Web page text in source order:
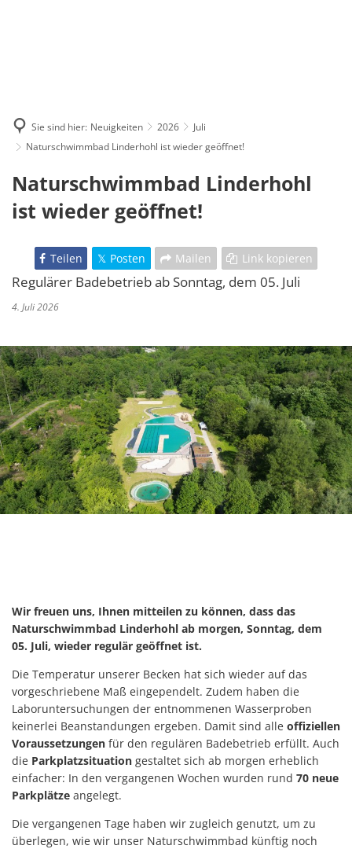
Sie sind hier: Neuigkeiten 2026
Juli
Naturschwimmbad Linderhohl ist wieder geöffnet!
Naturschwimmbad Linderhohl
ist wieder geöffnet!
Teilen Posten Mailen Link kopieren
Regulärer Badebetrieb ab Sonntag, dem 05. Juli
4. Juli 2026
Wir freuen uns, Ihnen mitteilen zu können, dass das
Naturschwimmbad Linderhohl ab morgen, Sonntag, dem
05. Juli, wieder regulär geöffnet ist.
Die Temperatur unserer Becken hat sich wieder auf das
vorgeschriebene Maß eingependelt. Zudem haben die
Laboruntersuchungen der entnommenen Wasserproben
keinerlei Beanstandungen ergeben. Damit sind alle offiziellen
Voraussetzungen für den regulären Badebetrieb erfüllt. Auch
die Parkplatzsituation gestaltet sich ab morgen erheblich
einfacher: In den vergangenen Wochen wurden rund 70 neue
Parkplätze angelegt.
Die vergangenen Tage haben wir zugleich genutzt, um zu
überlegen, wie wir unser Naturschwimmbad künftig noch